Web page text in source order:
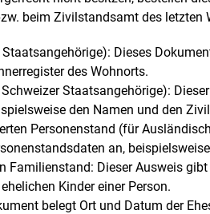
beim Zivilstandsamt des letzten
Dieses
des Wohnorts.
Staatsangehörige):
den Namen und den
Personenstand (für
an,
Familienstand: Dieser Ausweis
Kinder einer Person.
belegt Ort und Datum der